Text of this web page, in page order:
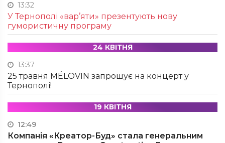
13:32
У Тернополі «вар’яти» презентують нову
гумористичну програму
24 КВІТНЯ
13:37
25 травня MÉLOVIN запрошує на концерт у
Тернополі!
19 КВІТНЯ
12:49
Компанія «Креатор-Буд» стала генеральним